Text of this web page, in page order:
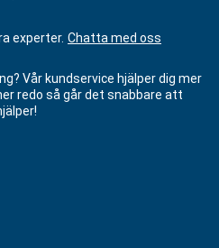
experter. Chatta med oss
Vår kundservice hjälper dig mer
redo så går det snabbare att